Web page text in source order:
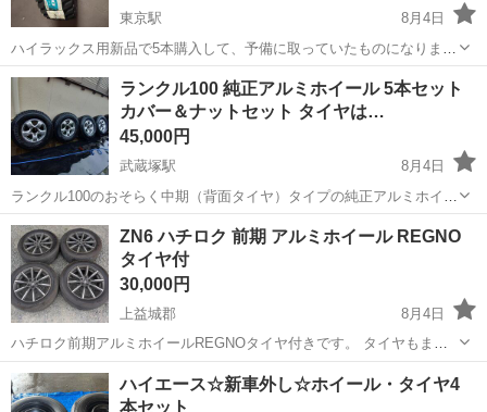
東京駅
8月4日
ハイラックス用新品で5本購入して、予備に取っていたものになりま
す。 暗室の倉庫保管品です。 直接の手渡しも可能です。
熊本 熊本市 東京駅 タイヤ、ホイール
ランクル100 純正アルミホイール 5本セット
カバー＆ナットセット タイヤは…
45,000円
武蔵塚駅
8月4日
ランクル100のおそらく中期（背面タイヤ）タイプの純正アルミホイー
ルとカバー＆ナット（少し多め）になります。 サイズは275/70 R16 タ
イヤは2012年製なので転がし程度のものです。 画像に写っているもの
が全て...
熊本 熊本市 タイヤ、ホイール
ZN6 ハチロク 前期 アルミホイール REGNO
タイヤ付
30,000円
上益城郡
8月4日
ハチロク前期アルミホイールREGNOタイヤ付きです。 タイヤもまだ
まだ使えます。
熊本 上益城郡 タイヤ、ホイール REGNO
ハイエース☆新車外し☆ホイール・タイヤ4
本セット